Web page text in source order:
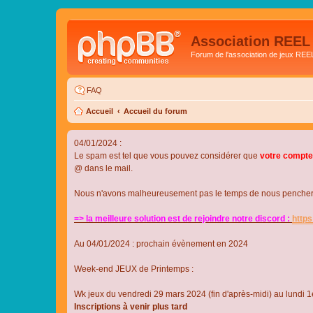
Association REEL
Forum de l'association de jeux REEL
FAQ
Accueil Accueil du forum
04/01/2024 :
Le spam est tel que vous pouvez considérer que votre
@ dans le mail.
Nous n'avons malheureusement pas le temps de nous
=> la meilleure solution est de rejoindre notre discord :
Au 04/01/2024 : prochain évènement en 2024
Week-end JEUX de Printemps :
Wk jeux du vendredi 29 mars 2024 (fin d'après-midi) au lundi
Inscriptions à venir plus tard